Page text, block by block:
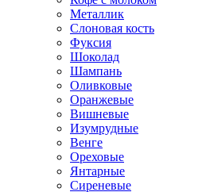
Металлик
Слоновая кость
Фуксия
Шоколад
Шампань
Оливковые
Оранжевые
Вишневые
Изумрудные
Венге
Ореховые
Янтарные
Сиреневые